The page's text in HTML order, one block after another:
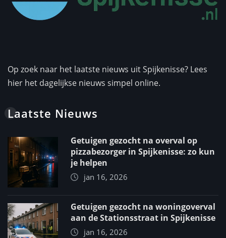
Op zoek naar het laatste nieuws uit Spijkenisse? Lees
hier het dagelijkse nieuws simpel online.
Laatste Nieuws
Getuigen gezocht na overval op
pizzabezorger in Spijkenisse: zo kun
je helpen
jan 16, 2026
Getuigen gezocht na woningoverval
aan de Stationsstraat in Spijkenisse
jan 16, 2026